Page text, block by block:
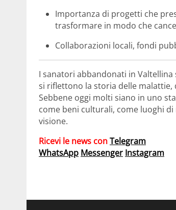
Importanza di progetti che
trasformare in modo che
Collaborazioni locali, fondi
I sanatori abbandonati in
si riflettono la storia delle malattie,
Sebbene oggi molti siano in uno
come beni culturali, come luoghi
visione.
Ricevi le news conTelegram
WhatsApp Messenger Instagram